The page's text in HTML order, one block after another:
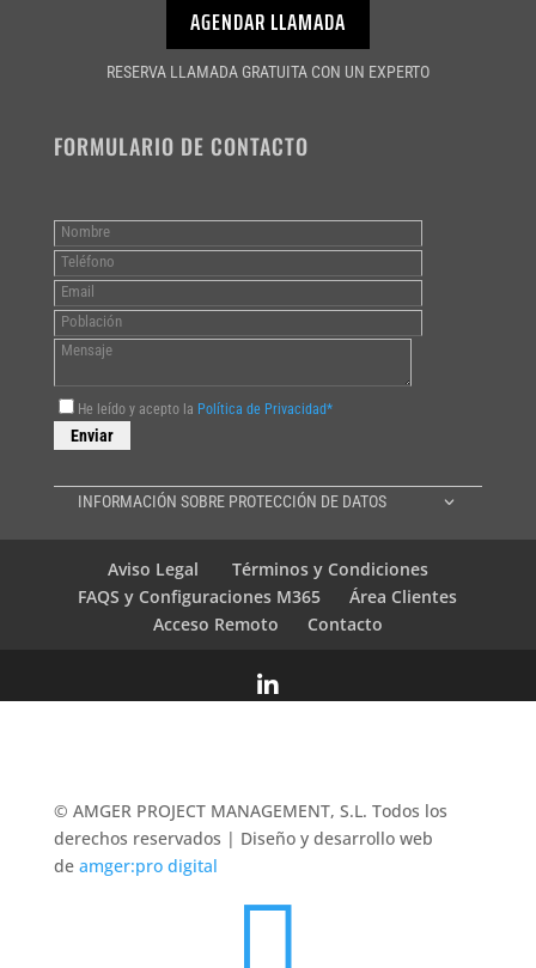
AGENDAR LLAMADA
RESERVA LLAMADA GRATUITA CON UN EXPERTO
FORMULARIO DE CONTACTO
He leído y acepto la Política de Privacidad*
INFORMACIÓN SOBRE PROTECCIÓN DE DATOS
Aviso Legal
Términos y Condiciones
FAQS y Configuraciones M365
Área Clientes
Acceso Remoto
Contacto

© AMGER PROJECT MANAGEMENT, S.L. Todos los
derechos reservados | Diseño y desarrollo web
de amger:pro digital
